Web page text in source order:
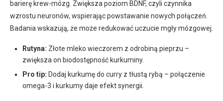
barierę krew-mózg. Zwiększa poziom BDNF, czyli czynnika
wzrostu neuronów, wspierając powstawanie nowych połączeń.
Badania wskazują, że może redukować uczucie mgły mózgowej.
Rutyna: Złote mleko wieczorem z odrobiną pieprzu –
zwiększa on biodostępność kurkuminy.
Pro tip: Dodaj kurkumę do curry z tłustą rybą – połączenie
omega-3 i kurkumy daje efekt synergii.